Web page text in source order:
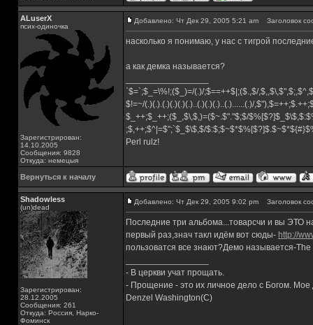
ALuserX
псих-одиночка
Зарегистрирован:
14.10.2005
Сообщения: 9828
Откуда: немецыя
Добавлено: Чт Дек 29, 2005 5:21 am Заголовок
насколько я понимаю, у нас с тигрой
а как демка называется?
`$=`;$_=\%!;($_)=/(.)/;$==++$|;($.,$/
$!=~/(.)(.).(.)(.)(.)(.)..(.)(.)(.)..(.)......(.)/
$_++;$_++;($_,$\,$,)=($~.$"."$;$/
;$,++;$^|=$";`$_$\$,$/
Perl rulz!
Вернуться к началу
Shadowless
(un)dead
Зарегистрирован:
28.12.2005
Сообщения: 261
Откуда: Россия, Нарко-
Фоминск
Добавлено: Чт Дек 29, 2005 9:02 pm Заголовок
Последние три альбома...товарсчи и вы ЭТО
первый раз,знач такл идём вот сюды- http://
пользоватся все знают?Демо называется-
- В церкви учат прощать.
- Прощение - это их личное дело с Богом. Мое
Denzel Washington(C)